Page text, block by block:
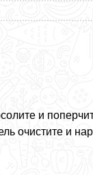
и
очистите и